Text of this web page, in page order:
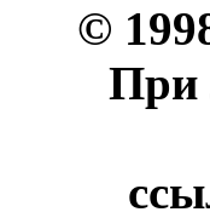
©
При